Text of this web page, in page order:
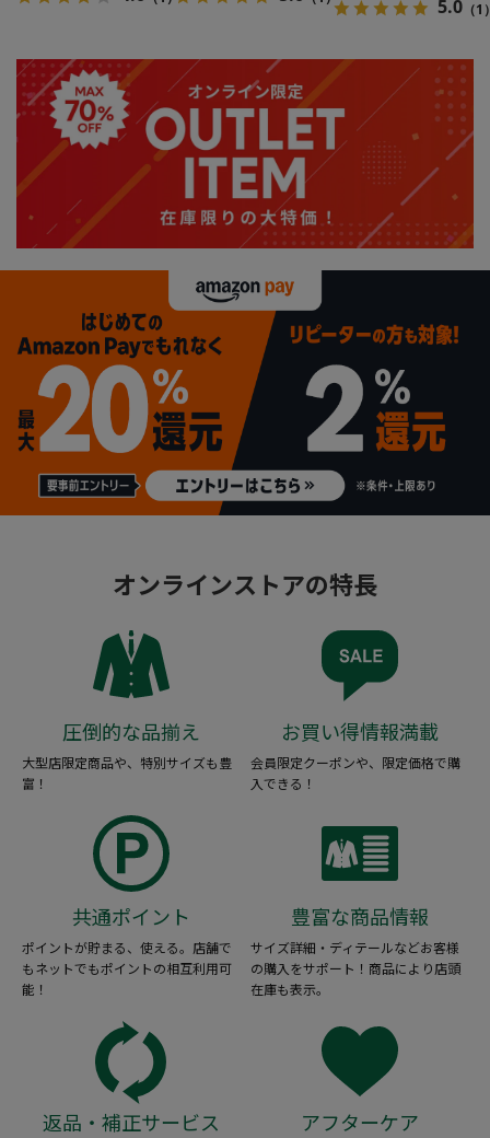
5.0 （1
オンラインストアの特長
圧倒的な品揃え
大型店限定商品や、特別サイズも豊
富！
お買い得情報満載
会員限定クーポンや、限定価格で購
入できる！
共通ポイント
ポイントが貯まる、使える。店舗で
もネットでもポイントの相互利用可
能！
豊富な商品情報
サイズ詳細・ディテールなどお客様
の購入をサポート！商品により店頭
在庫も表示。
返品・補正サービス アフターケア